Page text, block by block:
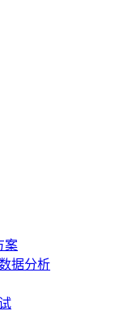
案
据分析